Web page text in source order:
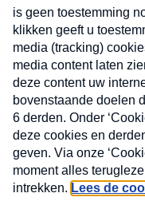
MAX
Nieuwsbrief
Neem hier een
Consumenten
donderdag in uw